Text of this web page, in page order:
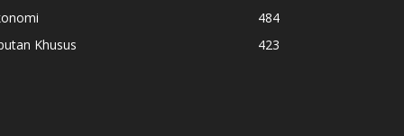
484
Khusus
423